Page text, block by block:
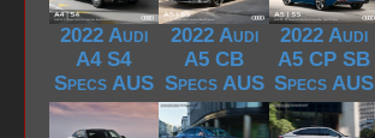
2022 Audi
A4 S4
Specs AUS
2022 Audi
A5 CB
Specs AUS
2022 Audi
A5 CP SB
Specs AUS